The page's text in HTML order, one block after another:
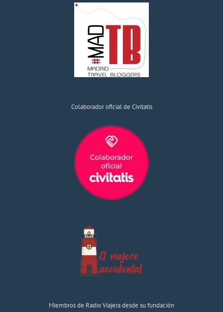
Colaborador oficial de Civitatis
Miembros de Radio Viajera desde su fundación